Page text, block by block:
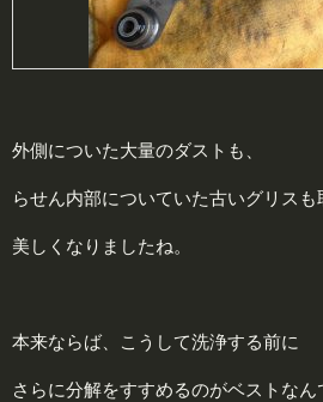
外側についた大量のダストも、
らせん内部についていた古いグリスも
美しくなりましたね。
本来ならば、こうして洗浄する前に
さらに分解をすすめるのがベストなん